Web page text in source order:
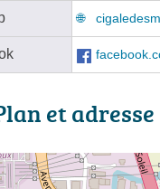
et adresse